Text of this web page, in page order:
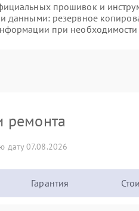
прошивок и
данными: резервное
при необходимости
ремонта
дату 07.08.2026
Гарантия